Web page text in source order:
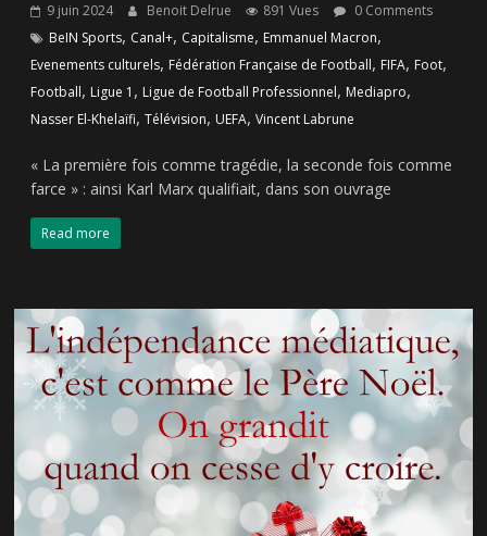
9 juin 2024 Benoit Delrue 891 Vues
0 Comments
BeIN Sports, Canal+, Capitalisme, Emmanuel Macron,
Evenements culturels, Fédération Française de Football, FIFA, Foot,
Football, Ligue 1 , Ligue de Football Professionnel, Mediapro,
Nasser El-Khelaïfi,Télévision, UEFA,Vincent Labrune
« La première fois comme tragédie, la seconde fois comme
farce » : ainsi Karl Marx qualifiait, dans son ouvrage
Read more